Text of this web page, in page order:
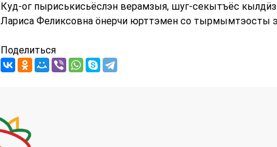
Куд-ог пыриськисьёслэн верамзыя, шуг-секытъёс
Лариса Феликсовна ӧнерчи юрттэмен со тырмымтэосты
Поделиться